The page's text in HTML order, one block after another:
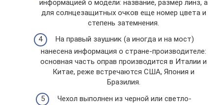
информацией о модели: название, размер линз, а
для солнцезащитных очков еще номер цвета и
степень затемнения.
На правый заушник (а иногда и на мост)
нанесена информация о стране-производителе:
основная часть оправ производится в Италии и
Китае, реже встречаются США, Япония и
Бразилия.
Чехол выполнен из черной или светло-